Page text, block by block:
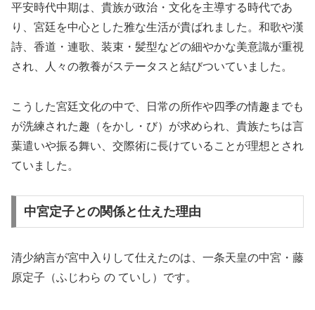
平安時代中期は、貴族が政治・文化を主導する時代であ
り、宮廷を中心とした雅な生活が貴ばれました。和歌や漢
詩、香道・連歌、装束・髪型などの細やかな美意識が重視
され、人々の教養がステータスと結びついていました。
こうした宮廷文化の中で、日常の所作や四季の情趣までも
が洗練された趣（をかし・び）が求められ、貴族たちは言
葉遣いや振る舞い、交際術に長けていることが理想とされ
ていました。
中宮定子との関係と仕えた理由
清少納言が宮中入りして仕えたのは、一条天皇の中宮・藤
原定子（ふじわら の ていし）です。